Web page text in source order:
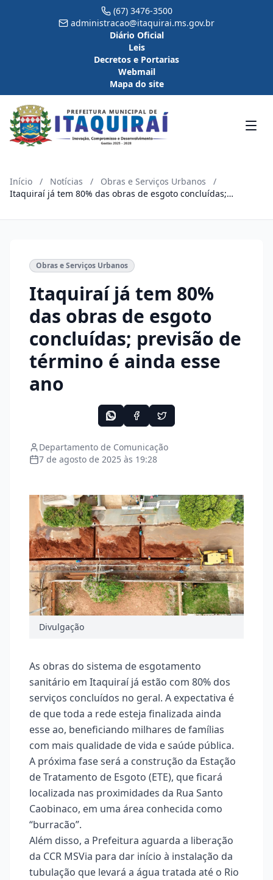
(67) 3476-3500
administracao@itaquirai.ms.gov.br
Diário Oficial
Leis
Decretos e Portarias
Webmail
Mapa do site
Início / Notícias / Obras e Serviços Urbanos
/
Itaquiraí já tem 80% das obras de esgoto concluídas;
Obras e Serviços Urbanos
Itaquiraí já tem 80%
das obras de esgoto
concluídas; previsão de
término é ainda esse
ano
Departamento de Comunicação
7 de agosto de 2025 às 19:28
Divulgação
As obras do sistema de esgotamento
sanitário em Itaquiraí já estão com 80% dos
serviços concluídos no geral. A expectativa é
de que toda a rede esteja finalizada ainda
esse ao, beneficiando milhares de famílias
com mais qualidade de vida e saúde pública.
A próxima fase será a construção da Estação
de Tratamento de Esgoto (ETE), que ficará
localizada nas proximidades da Rua Santo
Caobinaco, em uma área conhecida como
“burracão”.
Além disso, a Prefeitura aguarda a liberação
da CCR MSVia para dar início à instalação da
tubulação que levará a água tratada até o Rio